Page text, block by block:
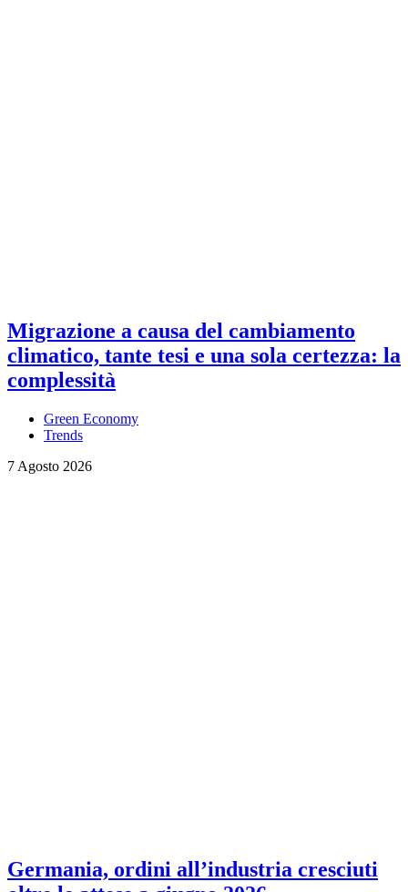
Migrazione a causa del cambiamento
climatico, tante tesi e una sola certezza: la
complessità
Green Economy
Trends
7 Agosto 2026
Germania, ordini all’industria cresciuti